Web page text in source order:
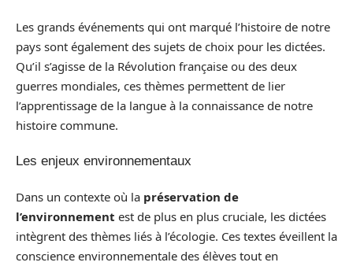
Les grands événements qui ont marqué l’histoire de notre
pays sont également des sujets de choix pour les dictées.
Qu’il s’agisse de la Révolution française ou des deux
guerres mondiales, ces thèmes permettent de lier
l’apprentissage de la langue à la connaissance de notre
histoire commune.
Les enjeux environnementaux
Dans un contexte où la préservation de
l’environnement est de plus en plus cruciale, les dictées
intègrent des thèmes liés à l’écologie. Ces textes éveillent la
conscience environnementale des élèves tout en